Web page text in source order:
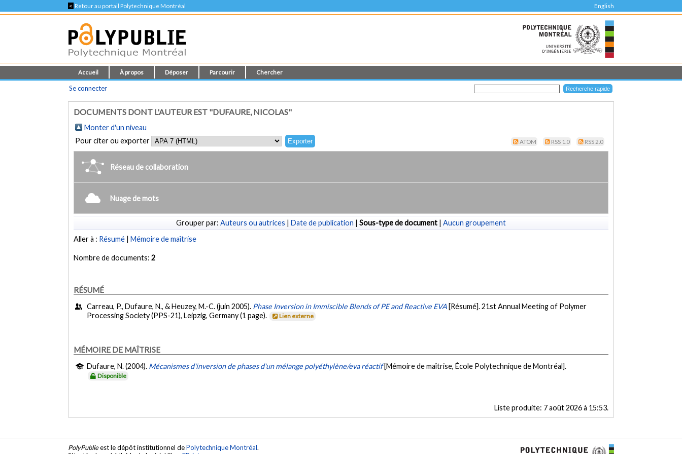
< Retour au portail Polytechnique Montréal English
Accueil À propos Déposer Parcourir Chercher
Se connecter
DOCUMENTS DONT L'AUTEUR EST "DUFAURE, NICOLAS"
Monter d'un niveau
Pour citer ou exporter
ATOM RSS 1.0 RSS 2.0
Réseau de collaboration
Nuage de mots
Grouper par: Auteurs ou autrices | Date de publication | Sous-type de document | Aucun groupement
Aller à : Résumé |Mémoire de maîtrise
Nombre de documents:2
RÉSUMÉ
Carreau, P., Dufaure, N., & Heuzey, M.-C. (juin 2005). Phase Inversion in Immiscible Blends of PE and Reactive EVA [Résumé]. 21st Annual Meeting of Polymer
Processing Society (PPS-21), Leipzig, Germany (1 page).
Lien externe
MÉMOIRE DE MAÎTRISE
Dufaure, N. (2004). Mécanismes d'inversion de phases d'un mélange polyéthylène/eva réactif [Mémoire de maîtrise, École Polytechnique de Montréal].
Disponible
Liste produite: 7 août 2026 à 15:53.
PolyPublieest le dépôt institutionnel dePolytechnique Montréal.